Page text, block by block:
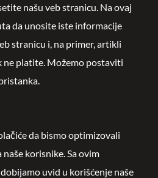
našu veb stranicu. Na ovaj
da unosite iste informacije
stranicu i, na primer, artikli
ne platite. Možemo postaviti
da bismo optimizovali
korisnike. Sa ovim
uvid u korišćenje naše